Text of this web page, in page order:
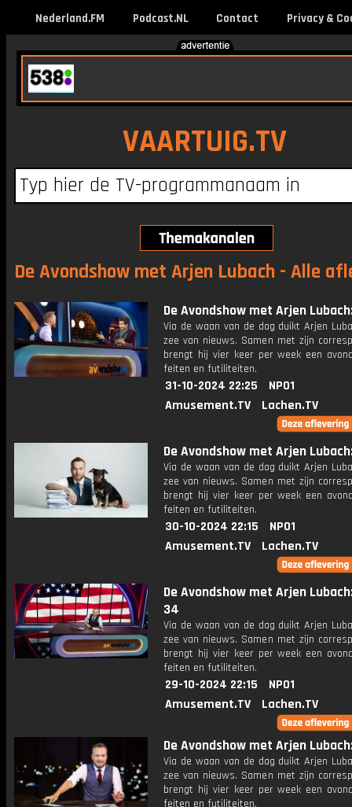
Nederland.FM Podcast.NL Contact Privacy &
VAARTUIG.TV
De Avondshow met Arjen Lubach - Alle
De Avondshow met Arjen
Via de waan van de dag duikt Arjen
zee van nieuws. Samen met zijn
brengt hij vier keer per week een
feiten en futiliteiten.
31-10-2024 22:25
NPO1
Amusement.TV
Lachen.TV
De Avondshow met Arjen
Via de waan van de dag duikt Arjen
zee van nieuws. Samen met zijn
brengt hij vier keer per week een
feiten en futiliteiten.
30-10-2024 22:15
NPO1
Amusement.TV
Lachen.TV
De Avondshow met Arjen
34
Via de waan van de dag duikt Arjen
zee van nieuws. Samen met zijn
brengt hij vier keer per week een
feiten en futiliteiten.
29-10-2024 22:15
NPO1
Amusement.TV
Lachen.TV
De Avondshow met Arjen
Via de waan van de dag duikt Arjen
zee van nieuws. Samen met zijn
brengt hij vier keer per week een
feiten en futiliteiten.